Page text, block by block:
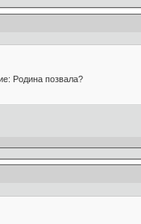
Родина позвала?